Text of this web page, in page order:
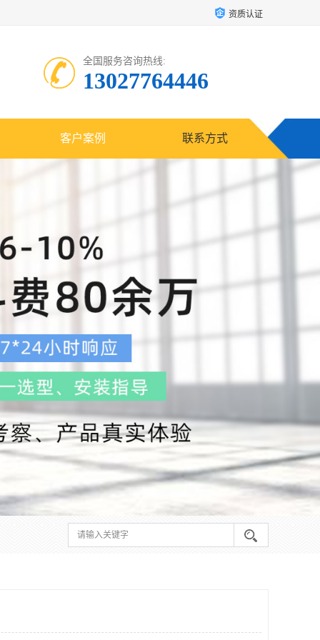
资质认证
全国服务咨询热线:
13027764446
客户案例 联系方式